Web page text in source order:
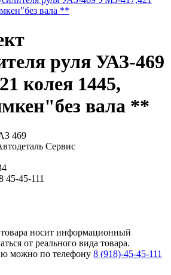
руля УАЗ-469
колея 1445,
вала **
469
Сервис
45-45-111
носит информационный
от реального вида товара.
можно по телефону 8 (918)-45-45-111